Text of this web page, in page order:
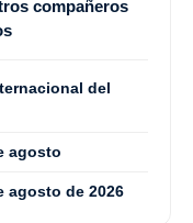
compañeros
del
agosto
agosto de 2026